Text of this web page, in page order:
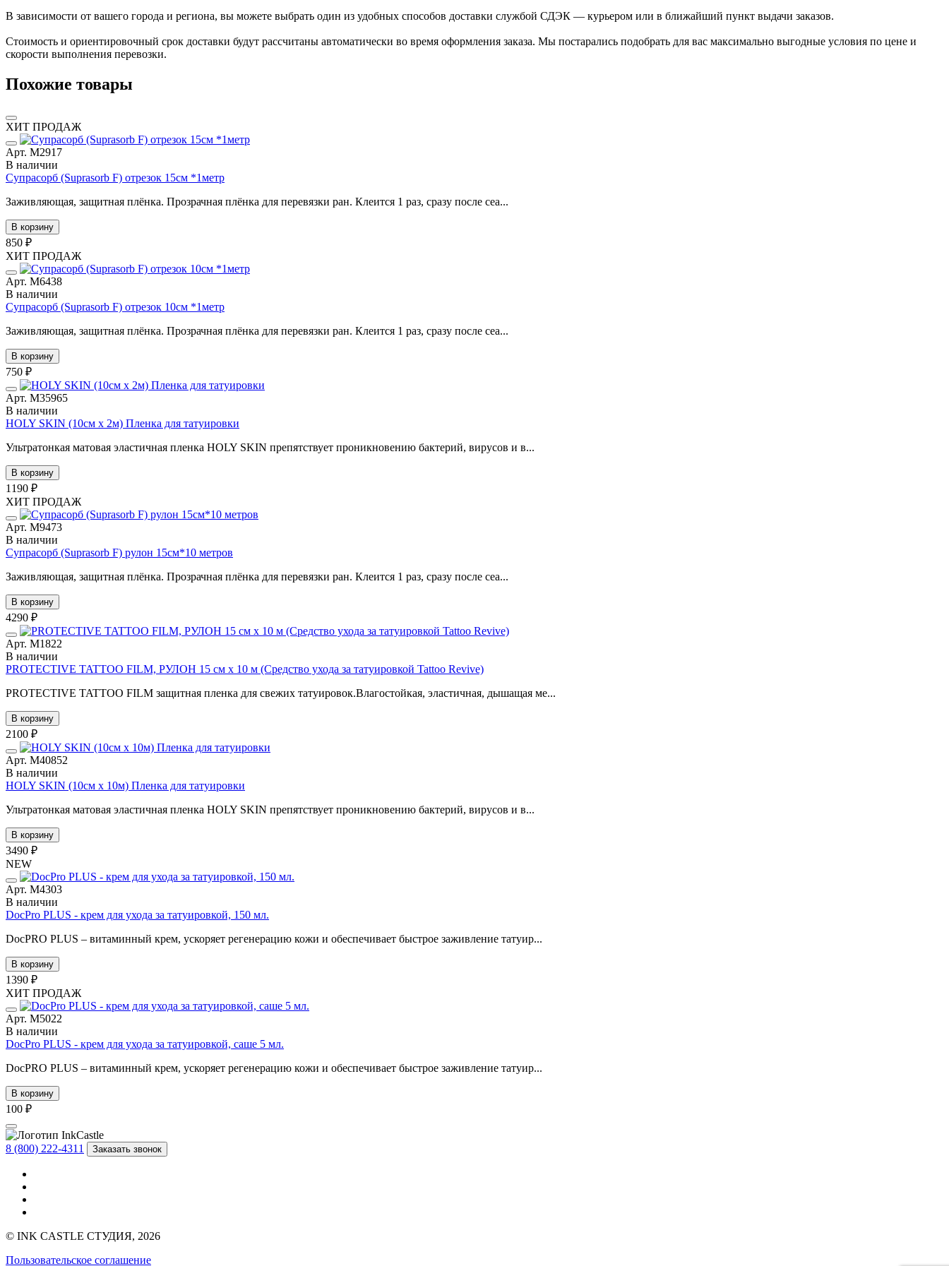
В зависимости от вашего города и региона, вы можете выбрать один из удобных способов доставки службой СДЭК — курьером или в ближайший пункт выдачи заказов.
Стоимость и ориентировочный срок доставки будут рассчитаны автоматически во время оформления заказа. Мы постарались подобрать для вас максимально выгодные условия по цене и
скорости выполнения перевозки.
Похожие товары
ХИТ ПРОДАЖ
Арт. М2917
В наличии
Супрасорб (Suprasorb F) отрезок 15см *1метр
Заживляющая, защитная плёнка. Прозрачная плёнка для перевязки ран. Клеится 1 раз, сразу после сеа...
В корзину
850 ₽
ХИТ ПРОДАЖ
Арт. М6438
В наличии
Супрасорб (Suprasorb F) отрезок 10см *1метр
Заживляющая, защитная плёнка. Прозрачная плёнка для перевязки ран. Клеится 1 раз, сразу после сеа...
В корзину
750 ₽
Арт. М35965
В наличии
HOLY SKIN (10см х 2м) Пленка для татуировки
Ультратонкая матовая эластичная пленка HOLY SKIN препятствует проникновению бактерий, вирусов и в...
В корзину
1190 ₽
ХИТ ПРОДАЖ
Арт. М9473
В наличии
Супрасорб (Suprasorb F) рулон 15см*10 метров
Заживляющая, защитная плёнка. Прозрачная плёнка для перевязки ран. Клеится 1 раз, сразу после сеа...
В корзину
4290 ₽
Арт. М1822
В наличии
PROTECTIVE TATTOO FILM, РУЛОН 15 см х 10 м (Средство ухода за татуировкой Tattoo Revive)
PROTECTIVE TATTOO FILM защитная пленка для свежих татуировок.Влагостойкая, эластичная, дышащая ме...
В корзину
2100 ₽
Арт. М40852
В наличии
HOLY SKIN (10см х 10м) Пленка для татуировки
Ультратонкая матовая эластичная пленка HOLY SKIN препятствует проникновению бактерий, вирусов и в...
В корзину
3490 ₽
NEW
Арт. М4303
В наличии
DocPro PLUS - крем для ухода за татуировкой, 150 мл.
DocPRO PLUS – витаминный крем, ускоряет регенерацию кожи и обеспечивает быстрое заживление татуир...
В корзину
1390 ₽
ХИТ ПРОДАЖ
Арт. М5022
В наличии
DocPro PLUS - крем для ухода за татуировкой, саше 5 мл.
DocPRO PLUS – витаминный крем, ускоряет регенерацию кожи и обеспечивает быстрое заживление татуир...
В корзину
100 ₽
8 (800) 222-4311 Заказать звонок
© INK CASTLE СТУДИЯ, 2026
Пользовательское соглашение